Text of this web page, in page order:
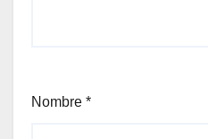
Nombre *